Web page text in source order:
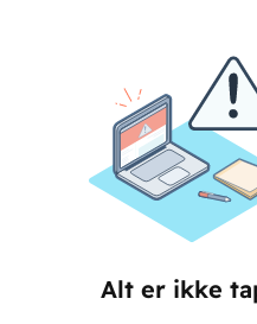
Alt er ikke